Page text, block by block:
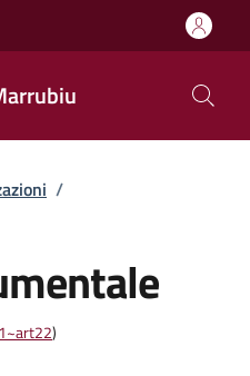
/
)